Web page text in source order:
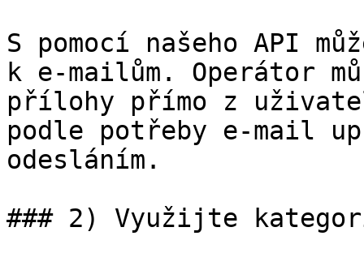
S pomocí našeho API
k e-mailům. Operátor
přílohy přímo z
podle potřeby e-mail
odesláním.
### 2) Využijte